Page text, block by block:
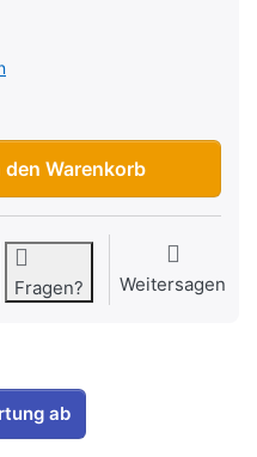
Helmo Milano
den Warenkorb
Fragen? Weitersagen
ab